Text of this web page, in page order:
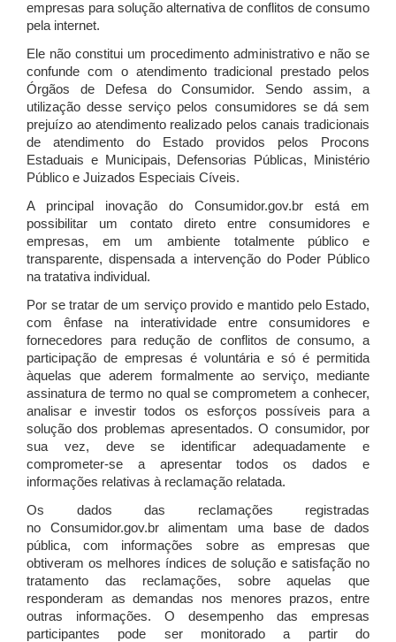
empresas para solução alternativa de conflitos de consumo
pela internet.
Ele não constitui um procedimento administrativo e não se
confunde com o atendimento tradicional prestado pelos
Órgãos de Defesa do Consumidor. Sendo assim, a
utilização desse serviço pelos consumidores se dá sem
prejuízo ao atendimento realizado pelos canais tradicionais
de atendimento do Estado providos pelos Procons
Estaduais e Municipais, Defensorias Públicas, Ministério
Público e Juizados Especiais Cíveis.
A principal inovação do Consumidor.gov.br está em
possibilitar um contato direto entre consumidores e
empresas, em um ambiente totalmente público e
transparente, dispensada a intervenção do Poder Público
na tratativa individual.
Por se tratar de um serviço provido e mantido pelo Estado,
com ênfase na interatividade entre consumidores e
fornecedores para redução de conflitos de consumo, a
participação de empresas é voluntária e só é permitida
àquelas que aderem formalmente ao serviço, mediante
assinatura de termo no qual se comprometem a conhecer,
analisar e investir todos os esforços possíveis para a
solução dos problemas apresentados. O consumidor, por
sua vez, deve se identificar adequadamente e
comprometer-se a apresentar todos os dados e
informações relativas à reclamação relatada.
Os dados das reclamações registradas
no Consumidor.gov.br alimentam uma base de dados
pública, com informações sobre as empresas que
obtiveram os melhores índices de solução e satisfação no
tratamento das reclamações, sobre aquelas que
responderam as demandas nos menores prazos, entre
outras informações. O desempenho das empresas
participantes pode ser monitorado a partir do